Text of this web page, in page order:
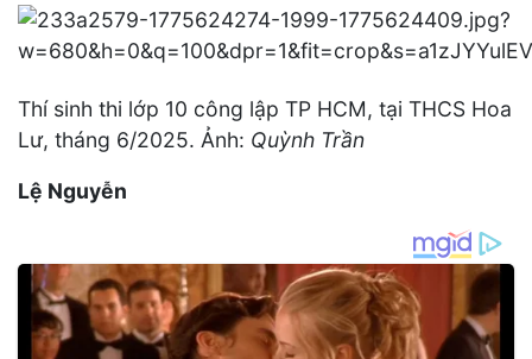
Thí sinh thi lớp 10 công lập TP HCM, tại THCS Hoa
Lư, tháng 6/2025. Ảnh: Quỳnh Trần
Lệ Nguyễn